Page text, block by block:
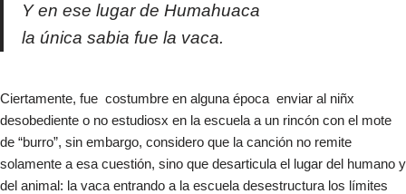
Y en ese lugar de Humahuaca
la única sabia fue la vaca.
Ciertamente, fue costumbre en alguna época enviar al niñx
desobediente o no estudiosx en la escuela a un rincón con el mote
de “burro”, sin embargo, considero que la canción no remite
solamente a esa cuestión, sino que desarticula el lugar del humano y
del animal: la vaca entrando a la escuela desestructura los límites